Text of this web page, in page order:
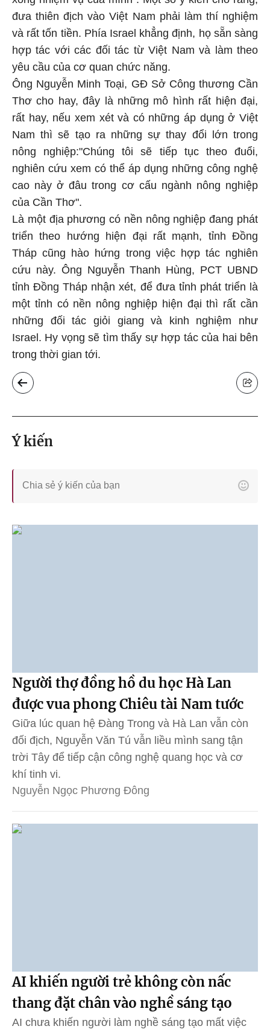
đưa thiên địch vào Việt Nam phải làm thí nghiệm
và rất tốn tiền. Phía Israel khẳng định, họ sẵn sàng
hợp tác với các đối tác từ Việt Nam và làm theo
yêu cầu của cơ quan chức năng.
Ông Nguyễn Minh Toại, GĐ Sở Công thương Cần
Thơ cho hay, đây là những mô hình rất hiện đại,
rất hay, nếu xem xét và có những áp dụng ở Việt
Nam thì sẽ tạo ra những sự thay đổi lớn trong
nông nghiệp:"Chúng tôi sẽ tiếp tục theo đuổi,
nghiên cứu xem có thể áp dụng những công nghệ
cao này ở đâu trong cơ cấu ngành nông nghiệp
của Cần Thơ".
Là một địa phương có nền nông nghiệp đang phát
triển theo hướng hiện đại rất mạnh, tỉnh Đồng
Tháp cũng hào hứng trong việc hợp tác nghiên
cứu này. Ông Nguyễn Thanh Hùng, PCT UBND
tỉnh Đồng Tháp nhận xét, để đưa tỉnh phát triển là
một tỉnh có nền nông nghiệp hiện đại thì rất cần
những đối tác giỏi giang và kinh nghiệm như
Israel. Hy vọng sẽ tìm thấy sự hợp tác của hai bên
trong thời gian tới.
Ý kiến
Người thợ đồng hồ du học Hà Lan
được vua phong Chiêu tài Nam tước
Giữa lúc quan hệ Đàng Trong và Hà Lan vẫn còn
đối địch, Nguyễn Văn Tú vẫn liều mình sang tận
trời Tây để tiếp cận công nghệ quang học và cơ
khí tinh vi.
Nguyễn Ngọc Phương Đông
AI khiến người trẻ không còn nấc
thang đặt chân vào nghề sáng tạo
AI chưa khiến người làm nghề sáng tạo mất việc